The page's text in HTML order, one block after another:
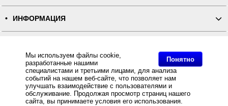
Понятно
Мы используем файлы cookie,
разработанные нашими
специалистами и третьими лицами, для анализа
событий на нашем веб-сайте, что позволяет нам
улучшать взаимодействие с пользователями и
обслуживание. Продолжая просмотр страниц нашего
сайта, вы принимаете условия его использования.
ИНФОРМАЦИЯ
ПОЛНАЯ ВЕРСИЯ
Интернет-магазин "ПОСЛЭНД" - торгового оборудования, оборудования для автоматизации общепита и
торговли, расходных материалов
Все права защищены, ООО "ПОСЛЭНД" © 2008-2026.